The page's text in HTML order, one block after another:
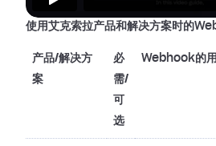
使用艾克索拉产品和解决方案时的
产品/解决方
案
必
需/
可
选
Webhook的